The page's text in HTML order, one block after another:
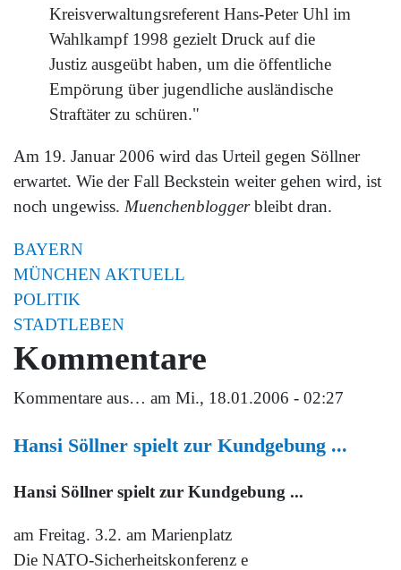
Kreisverwaltungsreferent Hans-Peter Uhl im
Wahlkampf 1998 gezielt Druck auf die
Justiz ausgeübt haben, um die öffentliche
Empörung über jugendliche ausländische
Straftäter zu schüren."
Am 19. Januar 2006 wird das Urteil gegen Söllner
erwartet. Wie der Fall Beckstein weiter gehen wird, ist
noch ungewiss. Muenchenbloggerbleibt dran.
BAYERN
MÜNCHEN AKTUELL
POLITIK
STADTLEBEN
Kommentare
Kommentare aus… am Mi., 18.01.2006 - 02:27
Hansi Söllner spielt zur Kundgebung ...
Hansi Söllner spielt zur Kundgebung ...
am Freitag. 3.2. am Marienplatz
Die NATO-Sicherheitskonferenz e